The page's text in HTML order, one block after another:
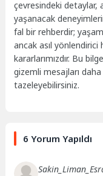
çevresindeki detaylar,
yaşanacak
fal bir rehberdir;
ancak asıl
kararlarımızdır. Bu
gizemli mesajları
tazeleyebilirsiniz.
6 Yorum Yapıldı